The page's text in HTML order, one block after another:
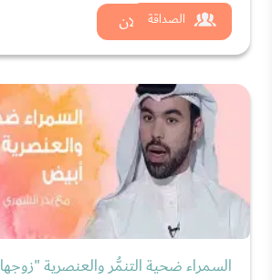
الصداقة
شاهد الان
السمراء ضحية التنمُّر والعنصرية